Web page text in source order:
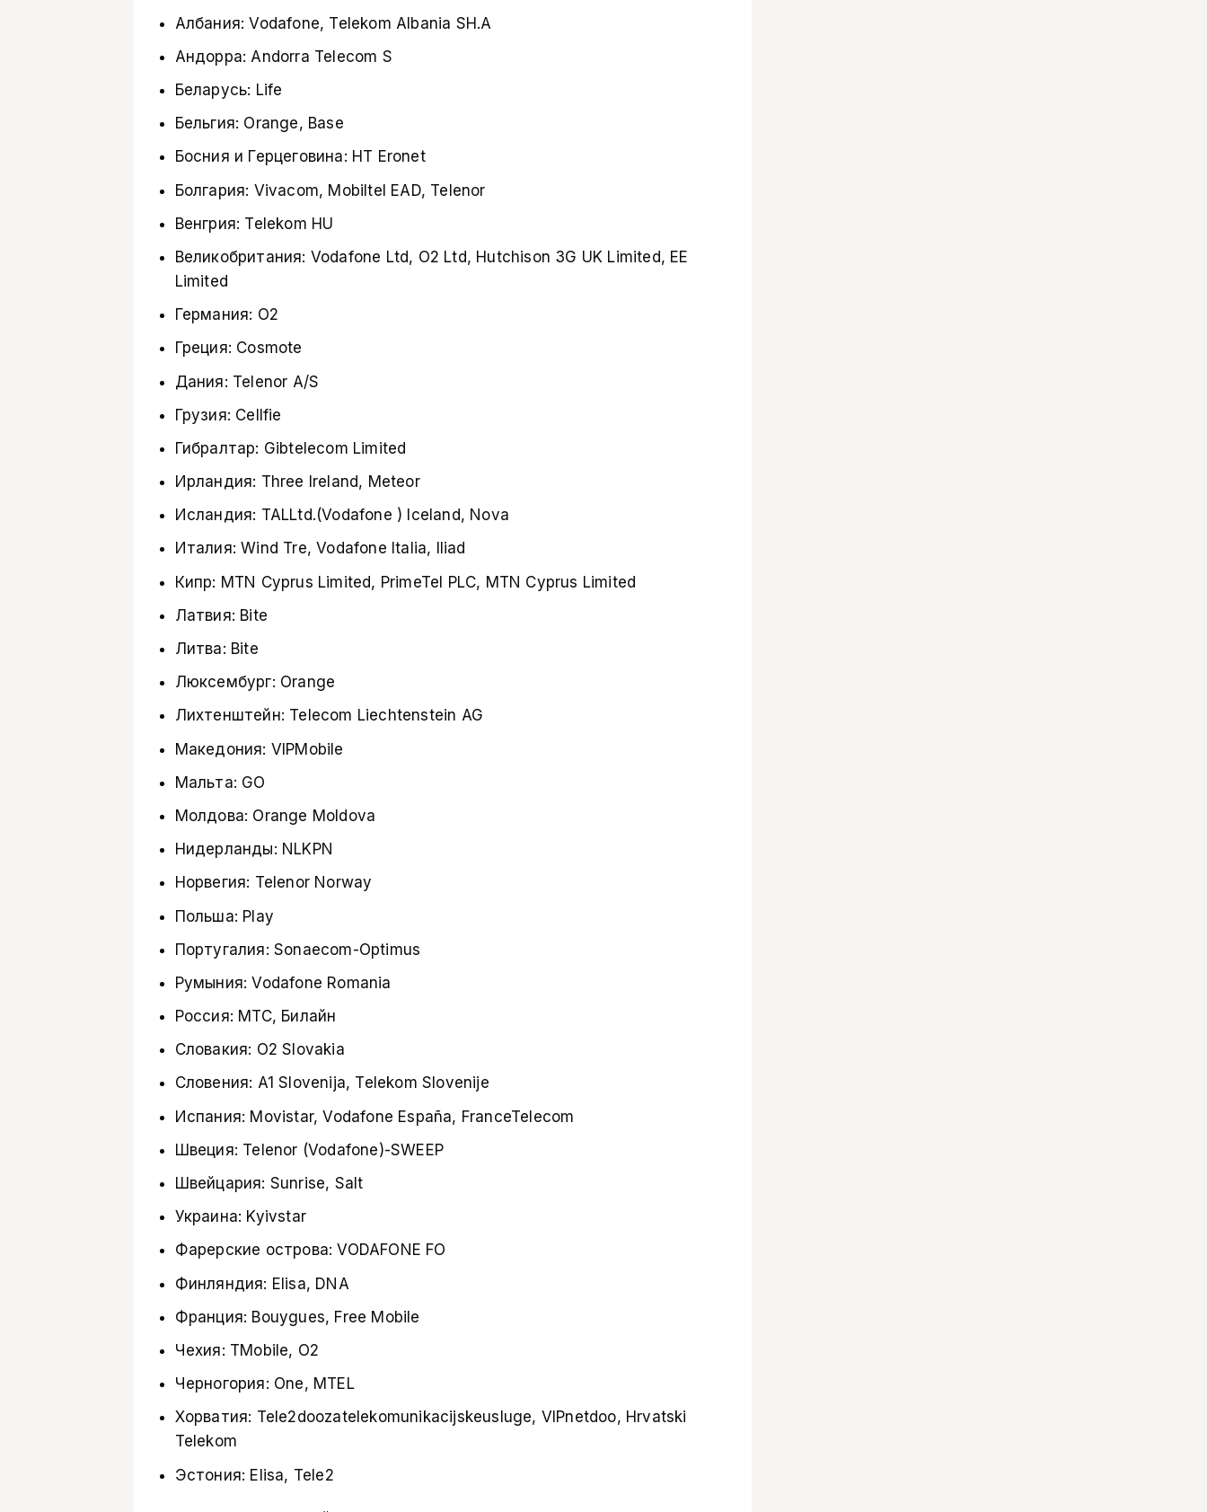
Албания: Vodafone, Telekom Albania SH.A
Андорра: Andorra Telecom S
Беларусь: Life
Бельгия: Orange, Base
Босния и Герцеговина: HT Eronet
Болгария: Vivacom, Mobiltel EAD, Telenor
Венгрия: Telekom HU
Великобритания: Vodafone Ltd, O2 Ltd, Hutchison 3G UK Limited, EE
Limited
Германия: О2
Греция: Cosmote
Дания: Telenor A/S
Грузия: Cellfie
Гибралтар: Gibtelecom Limited
Ирландия: Three Ireland, Meteor
Исландия: TALLtd.(Vodafone ) Iceland, Nova
Италия: Wind Tre, Vodafone Italia, Iliad
Кипр: MTN Cyprus Limited, PrimeTel PLC, MTN Cyprus Limited
Латвия: Bite
Литва: Bite
Люксембург: Orange
Лихтенштейн: Telecom Liechtenstein AG
Македония: VIPMobile
Мальта: GO
Молдова: Orange Moldova
Нидерланды: NLKPN
Норвегия: Telenor Norway
Польша: Play
Португалия: Sonaecom-Optimus
Румыния: Vodafone Romania
Россия: МТС, Билайн
Словакия: O2 Slovakia
Словения: A1 Slovenija, Telekom Slovenije
Испания: Movistar, Vodafone España, FranceTelecom
Швеция: Telenor (Vodafone)-SWEEP
Швейцария: Sunrise, Salt
Украина: Kyivstar
Фарерские острова: VODAFONE FO
Финляндия: Elisa, DNA
Франция: Bouygues, Free Mobile
Чехия: TMobile, O2
Черногория: One, MTEL
Хорватия: Tele2doozatelekomunikacijskeusluge, VIPnetdoo, Hrvatski
Telekom
Эстония: Elisa, Tele2